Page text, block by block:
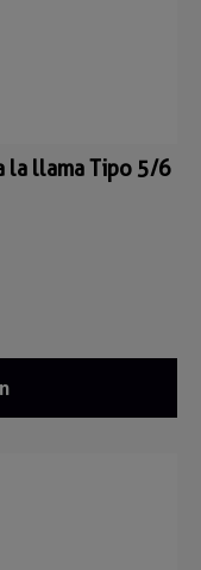
la llama Tipo 5/6